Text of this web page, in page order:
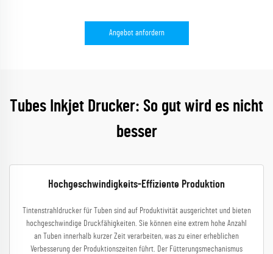
Angebot anfordern
Tubes Inkjet Drucker: So gut wird es nicht
besser
Hochgeschwindigkeits-Effiziente Produktion
Tintenstrahldrucker für Tuben sind auf Produktivität ausgerichtet und bieten
hochgeschwindige Druckfähigkeiten. Sie können eine extrem hohe Anzahl
an Tuben innerhalb kurzer Zeit verarbeiten, was zu einer erheblichen
Verbesserung der Produktionszeiten führt. Der Fütterungsmechanismus